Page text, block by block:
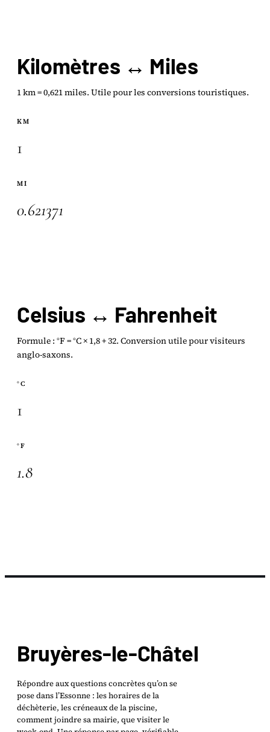
Kilomètres ↔ Miles
1 km = 0,621 miles. Utile pour les conversions touristiques.
KM
MI
Celsius ↔ Fahrenheit
Formule : °F = °C × 1,8 + 32. Conversion utile pour visiteurs
anglo-saxons.
°C
°F
Bruyères-le-Châtel
Répondre aux questions concrètes qu’on se
pose dans l’Essonne : les horaires de la
déchèterie, les créneaux de la piscine,
comment joindre sa mairie, que visiter le